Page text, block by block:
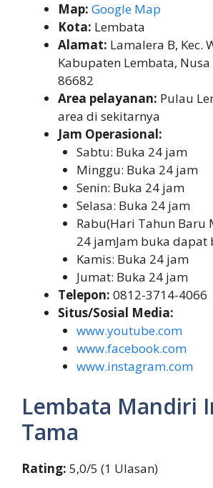
Map: Google Map
Kota: Lembata
Alamat: Lamalera B, Kec.
Kabupaten Lembata,
86682
Area pelayanan: Pulau
area di sekitarnya
Jam Operasional:
Sabtu: Buka 24 jam
Minggu: Buka 24 jam
Senin: Buka 24 jam
Selasa: Buka 24 jam
Rabu(Hari Tahun Baru
24 jamJam buka dapat
Kamis: Buka 24 jam
Jumat: Buka 24 jam
Telepon: 0812-3714-4066
Situs/Sosial Media:
www.youtube.com
www.facebook.com
www.instagram.com
Lembata Mandiri
Tama
Rating: 5,0/5 (1 Ulasan)